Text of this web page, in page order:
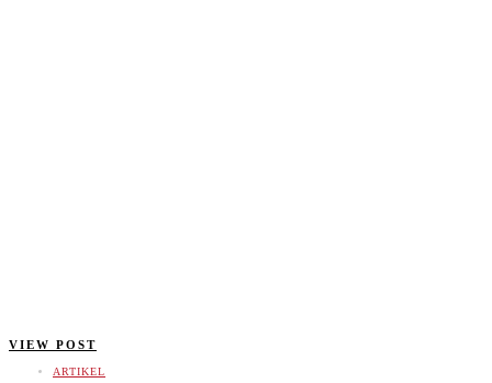
VIEW POST
ARTIKEL